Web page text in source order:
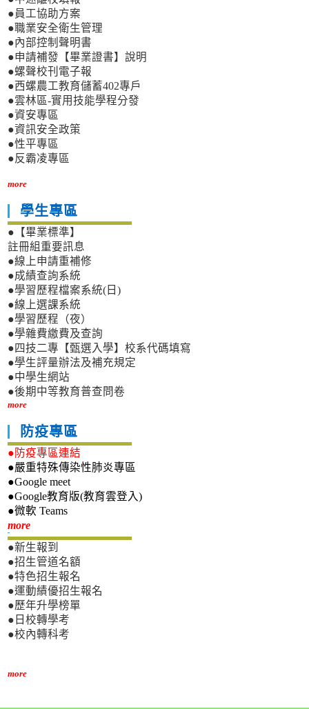
●員工協助方案
●職業安全衛生管理
●內部控制聲明書
●申請補發【畢業證書】說明
●螺聲校刊電子報
●西螺農工教育儲蓄402專戶
●雲林區-實用技能學程分發
●資安專區
●資訊安全政策
●性平專區
●反霸凌專區
more
學生專區
●【畢業標準】
註冊組重要訊息
●線上申請重補修
●成績查詢系統
●學習歷程檔案系統(日)
●線上選課系統
●學習歷程（夜）
●學雜費繳費及查詢
●四技二專【甄選入學】校系代碼填寫
●學生評量辦法及補充規定
●中學生網站
●後期中等教育普查問卷
more
防疫專區
●防疫專區連結
●嚴重特殊傳染性肺炎專區
●Google meet
●Google教育版(教育雲登入)
●微軟 Teams
more新生專區
●新生報到
●招生管道名額
●特色招生報名
●運動績優招生報名
●歷年升學榜單
●日校轉學考
●校內轉科考
more